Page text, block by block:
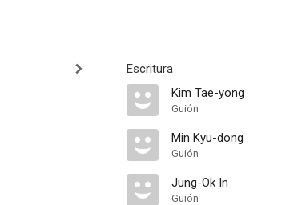
Escritura
Kim Tae-yong
Guión
Min Kyu-dong
Guión
Jung-Ok In
Guión